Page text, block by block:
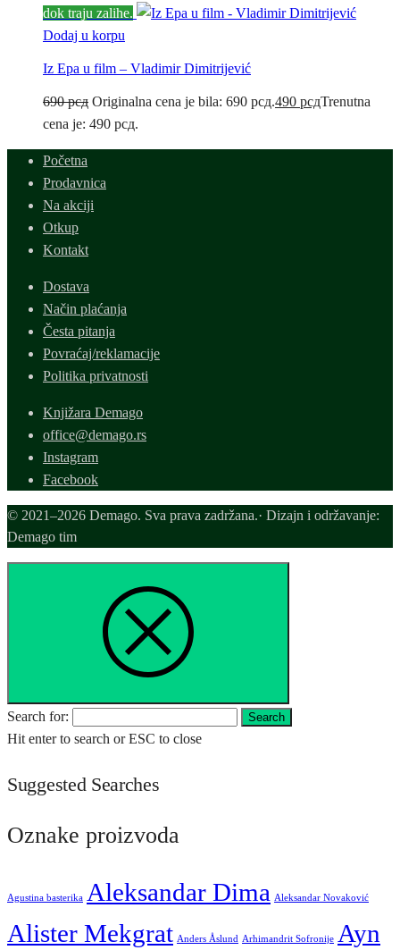
dok traju zalihe.
Dodaj u korpu
Iz Epa u film – Vladimir Dimitrijević
690рсд Originalna cena je bila: 690 рсд.490 рсдTrenutna
cena je: 490 рсд.
Početna
Prodavnica
Na akciji
Otkup
Kontakt
Dostava
Način plaćanja
Česta pitanja
Povraćaj/reklamacije
Politika privatnosti
Knjižara Demago
office@demago.rs
Instagram
Facebook
© 2021–2026 Demago. Sva prava zadržana.· Dizajn i održavanje:
Demago tim
Search for: Search
Hit enter to search or ESC to close
Suggested Searches
Oznake proizvoda
Agustina basterika Aleksandar Dima Aleksandar Novaković
Alister Mekgrat Anders Åslund Arhimandrit Sofronije Ayn